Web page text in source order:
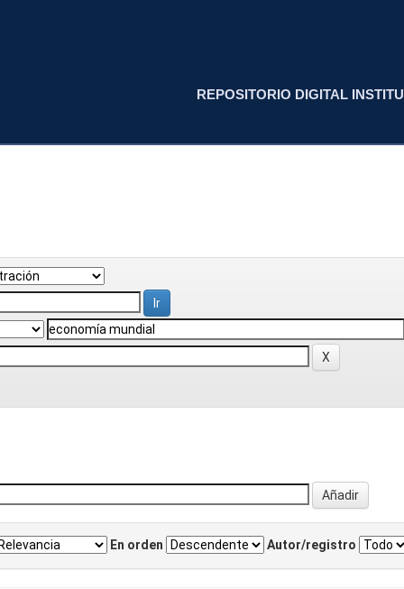
REPOSITORIO DIGITAL
En orden Autor/registro